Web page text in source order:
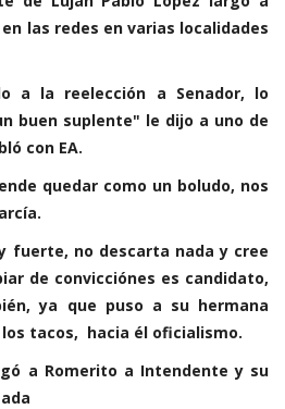
las redes en varias localidades
a la reelección a Senador, lo
buen suplente" le dijo a uno de
con EA.
quedar como un boludo, nos
fuerte, no descarta nada y cree
de convicciónes es candidato,
ya que puso a su hermana
tacos, hacia él oficialismo.
a Romerito a Intendente y su